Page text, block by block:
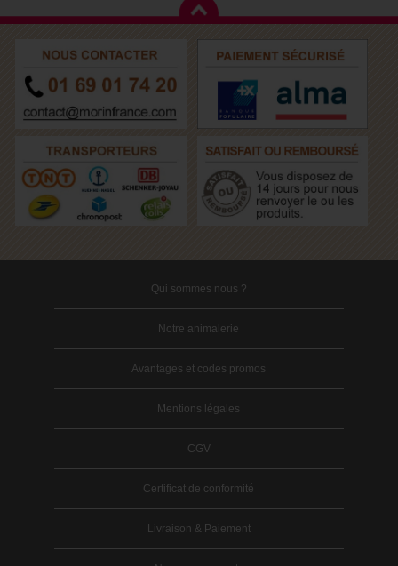
Qui sommes nous ?
Notre animalerie
Avantages et codes promos
Mentions légales
CGV
Certificat de conformité
Livraison & Paiement